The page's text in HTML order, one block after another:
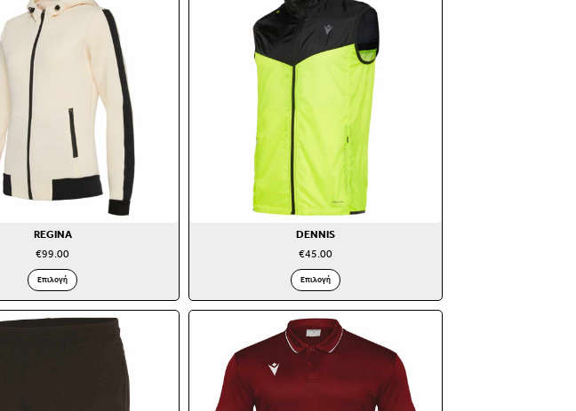
REGINA
€99.00
Επιλογή
DENNIS
€45.00
Επιλογή